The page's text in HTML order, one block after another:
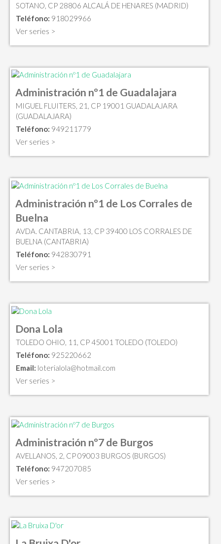
SOTANO, CP 28806 ALCALÁ DE HENARES (MADRID)
Teléfono: 918029966
Ver series >
Administración nº1 de Guadalajara
MIGUEL FLUITERS, 21, CP 19001 GUADALAJARA
(GUADALAJARA)
Teléfono: 949211779
Ver series >
Administración nº1 de Los Corrales de
Buelna
AVDA. CANTABRIA, 13, CP 39400 LOS CORRALES DE
BUELNA (CANTABRIA)
Teléfono: 942830791
Ver series >
Dona Lola
TOLEDO OHIO, 11, CP 45001 TOLEDO (TOLEDO)
Teléfono: 925220662
Email: loterialola@hotmail.com
Ver series >
Administración nº7 de Burgos
AVELLANOS, 2, CP 09003 BURGOS (BURGOS)
Teléfono: 947207085
Ver series >